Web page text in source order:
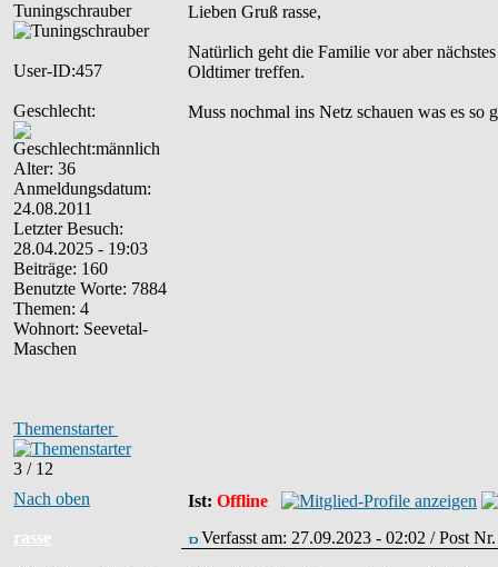
Tuningschrauber
User-ID:457
Geschlecht:
Alter: 36
Anmeldungsdatum:
24.08.2011
Letzter Besuch:
28.04.2025 - 19:03
Beiträge: 160
Benutzte Worte: 7884
Themen: 4
Wohnort: Seevetal-
Maschen
Themenstarter
3 / 12
Lieben Gruß rasse,
Natürlich geht die Familie vor aber
Oldtimer treffen.
Muss nochmal ins Netz schauen was es so
Nach oben Ist: Offline
rasse
Verfasst am: 27.09.2023 - 02:02 / Post